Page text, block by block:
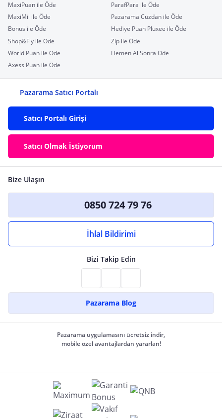
MaxiPuan ile Öde
ParafPara ile Öde
MaxiMil ile Öde
Pazarama Cüzdan ile Öde
Bonus ile Öde
Hediye Puan Pluxee ile Öde
Shop&Fly ile Öde
Zip ile Öde
World Puan ile Öde
Hemen Al Sonra Öde
Axess Puan ile Öde
Pazarama Satıcı Portalı
Satıcı Portalı Girişi
Satıcı Olmak İstiyorum
Bize Ulaşın
0850 724 79 76
İhlal Bildirimi
Bizi Takip Edin
Pazarama Blog
Pazarama uygulamasını ücretsiz indir,
mobile özel avantajlardan yararlan!